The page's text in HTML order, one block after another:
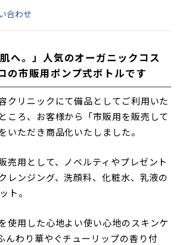
合わせ
へ。」人気のオーガニックコス
の市販用ポンプ式ボトルです
クリニックにて備品としてご利用いた
ころ、お客様から「市販用を販売して
いただき商品化いたしました。
売用として、ノベルティやプレゼント
レンジング、洗顔料、化粧水、乳液の
ト。
使用した心地よい使い心地のスキンケ
んわり華やぐチューリップの香り付